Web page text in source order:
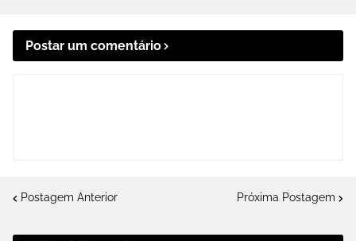
Postar um comentário
Postagem Anterior Próxima Postagem